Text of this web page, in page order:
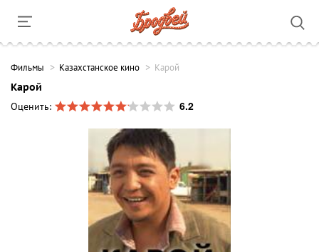
Фильмы Казахстанское кино Карой
Карой
Оценить:
6.2